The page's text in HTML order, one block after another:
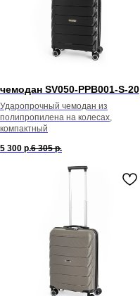
чемодан SV050-PPB001-S-20
Ударопрочный чемодан из
полипропилена на колесах,
компактный
5 300 р.6 305 р.